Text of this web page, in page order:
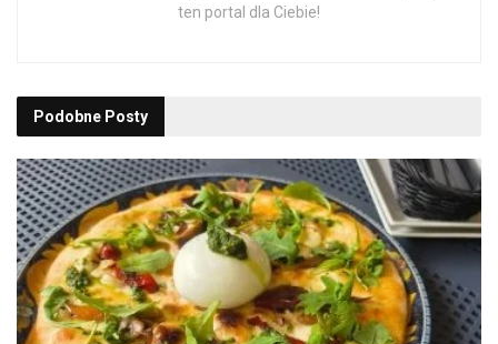
ten portal dla Ciebie!
Podobne Posty